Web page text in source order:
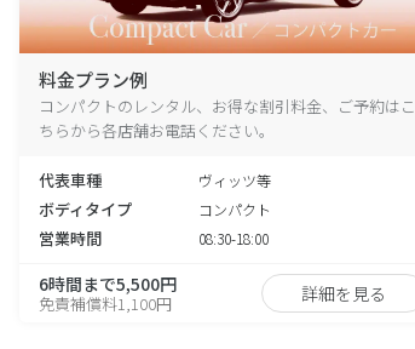
料金プラン例
コンパクトのレンタル、お得な割引料金、ご予約はこ
ちらから各店舗お電話ください。
代表車種 ヴィッツ等
ボディタイプ コンパクト
営業時間 08:30-18:00
6時間まで5,500円
免責補償料1,100円 詳細を見る